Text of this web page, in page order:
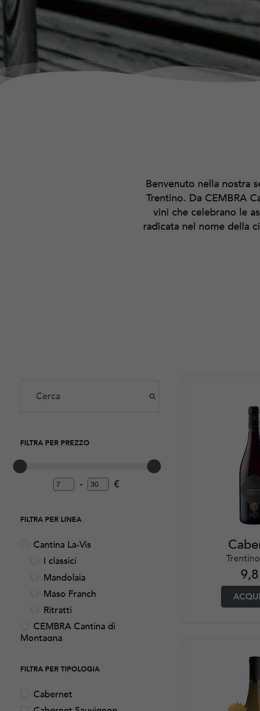
Benvenuto nella nostra
Trentino. Da CEMBRA
vini che celebrano le
radicata nel nome della
FILTRA PER PREZZO
Minimum Price
- Maximum Price
€
FILTRA PER LINEA
Cantina La-Vis
I classici
Mandolaia
Maso Franch
Ritratti
CEMBRA Cantina di
Montagna
612
FILTRA PER TIPOLOGIA
Cabernet
9,8